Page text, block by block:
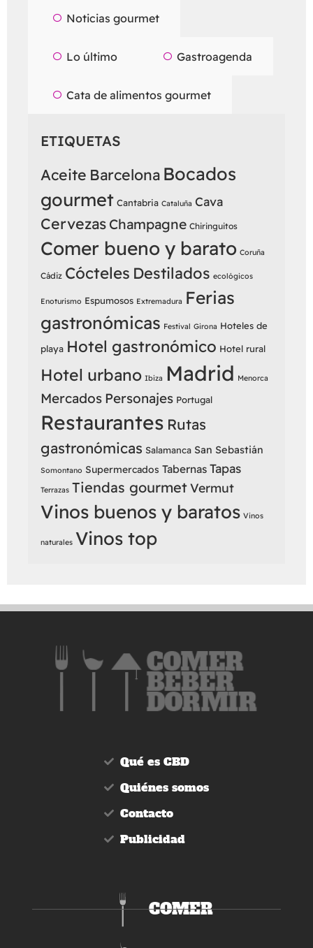
Noticias gourmet
Lo último Gastroagenda
Cata de alimentos gourmet
ETIQUETAS
Aceite Barcelona Bocados
gourmet Cantabria Cataluña Cava
Cervezas Champagne Chiringuitos
Comer bueno y barato Coruña
Cádiz Cócteles Destilados ecológicos
Enoturismo Espumosos Extremadura Ferias
gastronómicas Festival Girona Hoteles de
playa Hotel gastronómico Hotel rural
Hotel urbano Ibiza Madrid Menorca
Mercados Personajes Portugal
Restaurantes Rutas
gastronómicas Salamanca San Sebastián
Somontano Supermercados Tabernas Tapas
Terrazas Tiendas gourmetVermut
Vinos buenos y baratos Vinos
naturales Vinos top
Qué es CBD
Quiénes somos
Contacto
Publicidad
COMER